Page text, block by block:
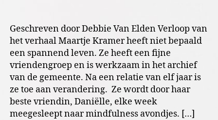
Geschreven door Debbie Van Elden Verloop van
het verhaal Maartje Kramer heeft niet bepaald
een spannend leven. Ze heeft een fijne
vriendengroep en is werkzaam in het archief
van de gemeente. Na een relatie van elf jaar is
ze toe aan verandering. Ze wordt door haar
beste vriendin, Daniëlle, elke week
meegesleept naar mindfulness avondjes. […]